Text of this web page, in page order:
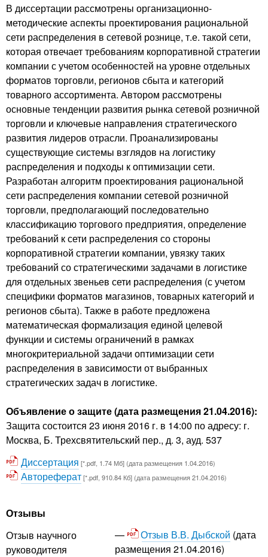
В диссертации рассмотрены организационно-
методические аспекты проектирования рациональной
сети распределения в сетевой рознице, т.е. такой сети,
которая отвечает требованиям корпоративной стратегии
компании с учетом особенностей на уровне отдельных
форматов торговли, регионов сбыта и категорий
товарного ассортимента. Автором рассмотрены
основные тенденции развития рынка сетевой розничной
торговли и ключевые направления стратегического
развития лидеров отрасли. Проанализированы
существующие системы взглядов на логистику
распределения и подходы к оптимизации сети.
Разработан алгоритм проектирования рациональной
сети распределения компании сетевой розничной
торговли, предполагающий последовательно
классификацию торгового предприятия, определение
требований к сети распределения со стороны
корпоративной стратегии компании, увязку таких
требований со стратегическими задачами в логистике
для отдельных звеньев сети распределения (с учетом
специфики форматов магазинов, товарных категорий и
регионов сбыта). Также в работе предложена
математическая формализация единой целевой
функции и системы ограничений в рамках
многокритериальной задачи оптимизации сети
распределения в зависимости от выбранных
стратегических задач в логистике.
Объявление о защите (дата размещения 21.04.2016):
Защита состоится 23 июня 2016 г. в 14:00 по адресу: г.
Москва, Б. Трехсвятительский пер., д. 3, ауд. 537
Диссертация [*.pdf, 1.74 Мб] (дата размещения 1.04.2016)
Автореферат[*.pdf, 910.84 Кб] (дата размещения 21.04.2016)
Отзывы
Отзыв научного
руководителя
Отзыв В.В. Дыбской (дата
размещения 21.04.2016)